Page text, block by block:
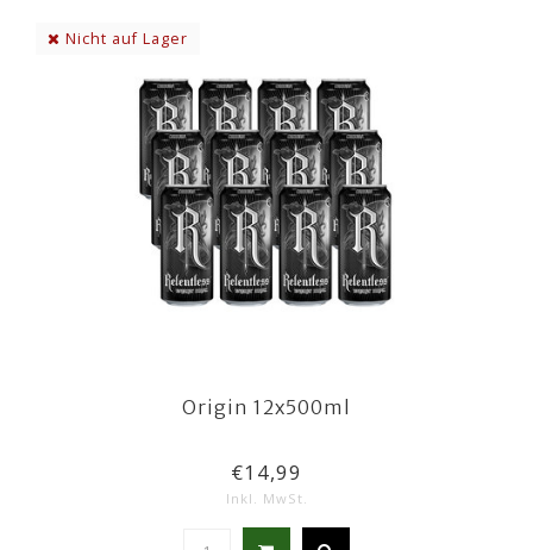
Nicht auf Lager
Origin 12x500ml
€14,99
Inkl. MwSt.